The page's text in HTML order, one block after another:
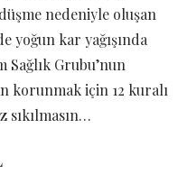
nedeniyle oluşan
yoğun kar yağışında
Sağlık Grubu’nun
korunmak için 12 kuralı
sıkılmasın…